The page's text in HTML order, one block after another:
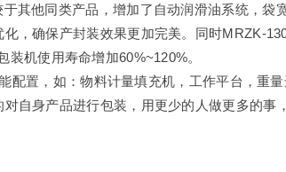
于其他同类产品，增加了自动润滑油系统，袋
，确保产封装效果更加完美。同时MRZK-
机使用寿命增加60%~120%。
配置，如：物料计量填充机，工作平台，重
自身产品进行包装，用更少的人做更多的事